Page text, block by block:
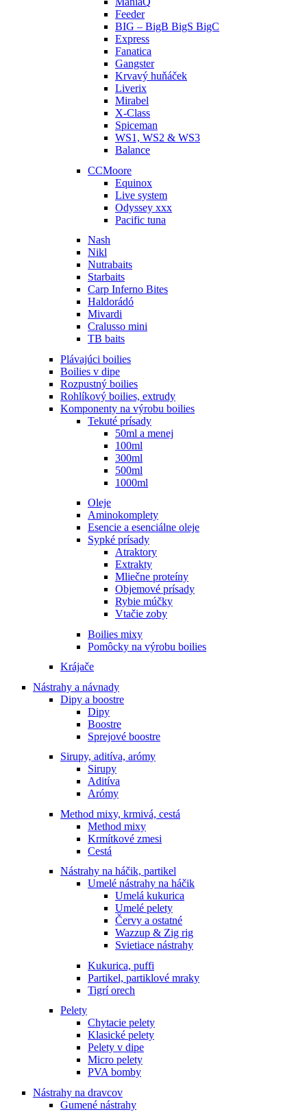
Feeder
BIG – BigB BigS BigC
Express
Fanatica
Gangster
Krvavý huňáček
Liverix
Mirabel
X-Class
Spiceman
WS1, WS2 & WS3
Balance
CCMoore
Equinox
Live system
Odyssey xxx
Pacific tuna
Nash
Nikl
Nutrabaits
Starbaits
Carp Inferno Bites
Haldorádó
Mivardi
Cralusso mini
TB baits
Plávajúci boilies
Boilies v dipe
Rozpustný boilies
Rohlíkový boilies, extrudy
Komponenty na výrobu boilies
Tekuté prísady
50ml a menej
100ml
300ml
500ml
1000ml
Oleje
Aminokomplety
Esencie a esenciálne oleje
Sypké prísady
Atraktory
Extrakty
Mliečne proteíny
Objemové prísady
Rybie múčky
Vtačie zoby
Boilies mixy
Pomôcky na výrobu boilies
Krájače
Nástrahy a návnady
Dipy a boostre
Dipy
Boostre
Sprejové boostre
Sirupy, aditíva, arómy
Sirupy
Aditíva
Arómy
Method mixy, krmivá, cestá
Method mixy
Krmítkové zmesi
Cestá
Nástrahy na háčik, partikel
Umelé nástrahy na háčik
Umelá kukurica
Umelé pelety
Červy a ostatné
Wazzup & Zig rig
Svietiace nástrahy
Kukurica, puffi
Partikel, partiklové mraky
Tigrí orech
Pelety
Chytacie pelety
Klasické pelety
Pelety v dipe
Micro pelety
PVA bomby
Nástrahy na dravcov
Gumené nástrahy